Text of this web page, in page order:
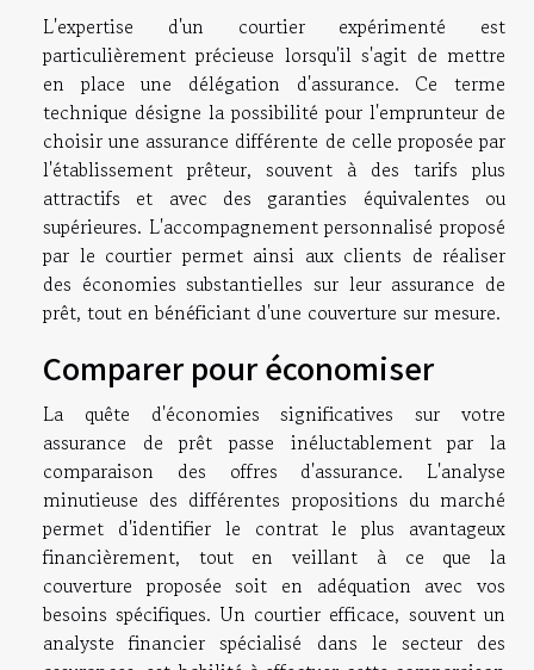
L'expertise d'un courtier expérimenté est
particulièrement précieuse lorsqu'il s'agit de mettre
en place une délégation d'assurance. Ce terme
technique désigne la possibilité pour l'emprunteur de
choisir une assurance différente de celle proposée par
l'établissement prêteur, souvent à des tarifs plus
attractifs et avec des garanties équivalentes ou
supérieures. L'accompagnement personnalisé proposé
par le courtier permet ainsi aux clients de réaliser
des économies substantielles sur leur assurance de
prêt, tout en bénéficiant d'une couverture sur mesure.
Comparer pour économiser
La quête d'économies significatives sur votre
assurance de prêt passe inéluctablement par la
comparaison des offres d'assurance. L'analyse
minutieuse des différentes propositions du marché
permet d'identifier le contrat le plus avantageux
financièrement, tout en veillant à ce que la
couverture proposée soit en adéquation avec vos
besoins spécifiques. Un courtier efficace, souvent un
analyste financier spécialisé dans le secteur des